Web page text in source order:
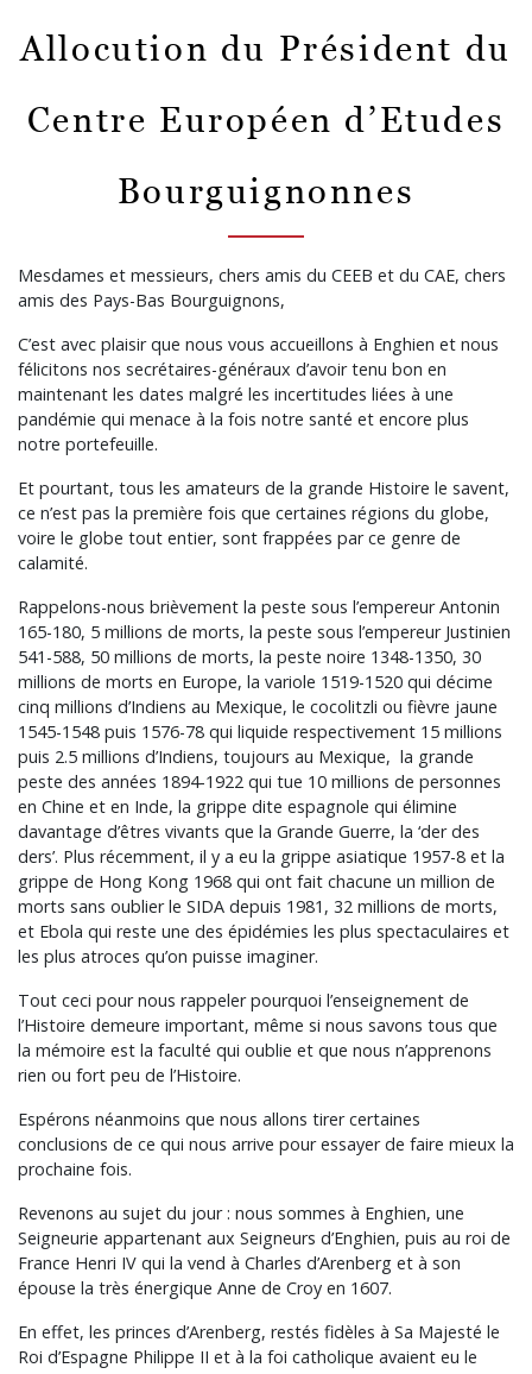
Allocution du Président du
Centre Européen d’Etudes
Bourguignonnes
Mesdames et messieurs, chers amis du CEEB et du CAE, chers
amis des Pays-Bas Bourguignons,
C’est avec plaisir que nous vous accueillons à Enghien et nous
félicitons nos secrétaires-généraux d’avoir tenu bon en
maintenant les dates malgré les incertitudes liées à une
pandémie qui menace à la fois notre santé et encore plus
notre portefeuille.
Et pourtant, tous les amateurs de la grande Histoire le savent,
ce n’est pas la première fois que certaines régions du globe,
voire le globe tout entier, sont frappées par ce genre de
calamité.
Rappelons-nous brièvement la peste sous l’empereur Antonin
165-180, 5 millions de morts, la peste sous l’empereur Justinien
541-588, 50 millions de morts, la peste noire 1348-1350, 30
millions de morts en Europe, la variole 1519-1520 qui décime
cinq millions d’Indiens au Mexique, le cocolitzli ou fièvre jaune
1545-1548 puis 1576-78 qui liquide respectivement 15 millions
puis 2.5 millions d’Indiens, toujours au Mexique, la grande
peste des années 1894-1922 qui tue 10 millions de personnes
en Chine et en Inde, la grippe dite espagnole qui élimine
davantage d’êtres vivants que la Grande Guerre, la ‘der des
ders’. Plus récemment, il y a eu la grippe asiatique 1957-8 et la
grippe de Hong Kong 1968 qui ont fait chacune un million de
morts sans oublier le SIDA depuis 1981, 32 millions de morts,
et Ebola qui reste une des épidémies les plus spectaculaires et
les plus atroces qu’on puisse imaginer.
Tout ceci pour nous rappeler pourquoi l’enseignement de
l’Histoire demeure important, même si nous savons tous que
la mémoire est la faculté qui oublie et que nous n’apprenons
rien ou fort peu de l’Histoire.
Espérons néanmoins que nous allons tirer certaines
conclusions de ce qui nous arrive pour essayer de faire mieux la
prochaine fois.
Revenons au sujet du jour : nous sommes à Enghien, une
Seigneurie appartenant aux Seigneurs d’Enghien, puis au roi de
France Henri IV qui la vend à Charles d’Arenberg et à son
épouse la très énergique Anne de Croy en 1607.
En effet, les princes d’Arenberg, restés fidèles à Sa Majesté le
Roi d’Espagne Philippe II et à la foi catholique avaient eu le